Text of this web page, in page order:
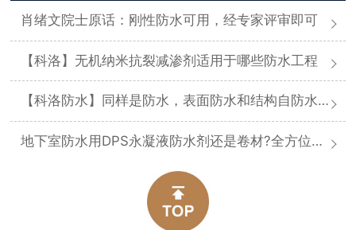
肖绪文院士原话：刚性防水可用，经专家评审即可
【科洛】无机纳米抗裂减渗剂适用于哪些防水工程
【科洛防水】同样是防水，表面防水和结构自防水差在哪
地下室防水用DPS永凝液防水剂还是卷材?全方位对比分析